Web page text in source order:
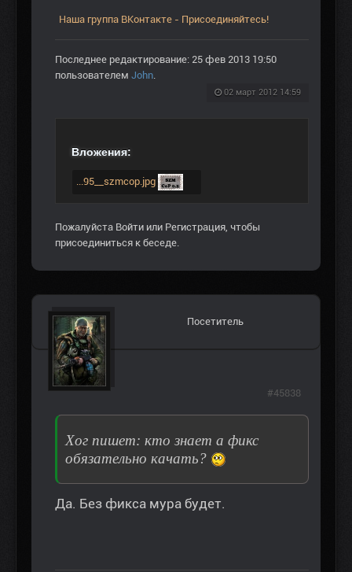
Наша группа ВКонтакте - Присоединяйтесь!
Последнее редактирование: 25 фев 2013 19:50
пользователем John
02 март 2012 14:59
Вложения:
...95__szmcop.jpg
Пожалуйста Войти или Регистрация , чтобы
присоединиться к беседе.
Посетитель
Хог пишет: кто знает а фикс
обязательно качать?
Да. Без фикса мура будет.
#45838